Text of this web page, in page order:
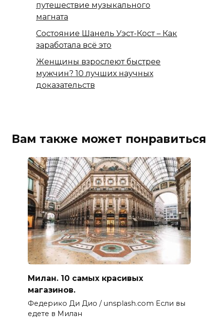
путешествие музыкального
магната
Состояние Шанель Уэст-Кост – Как
заработала всё это
Женщины взрослеют быстрее
мужчин? 10 лучших научных
доказательств
Вам также может понравиться
Милан. 10 самых красивых
магазинов.
Федерико Ди Дио / unsplash.com Если вы
едете в Милан